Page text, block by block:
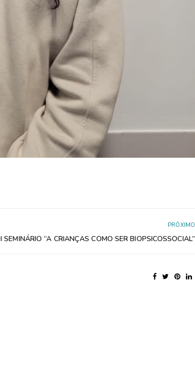
PRÓXIMO
I SEMINÁRIO “A CRIANÇAS COMO SER BIOPSICOSSOCIAL”